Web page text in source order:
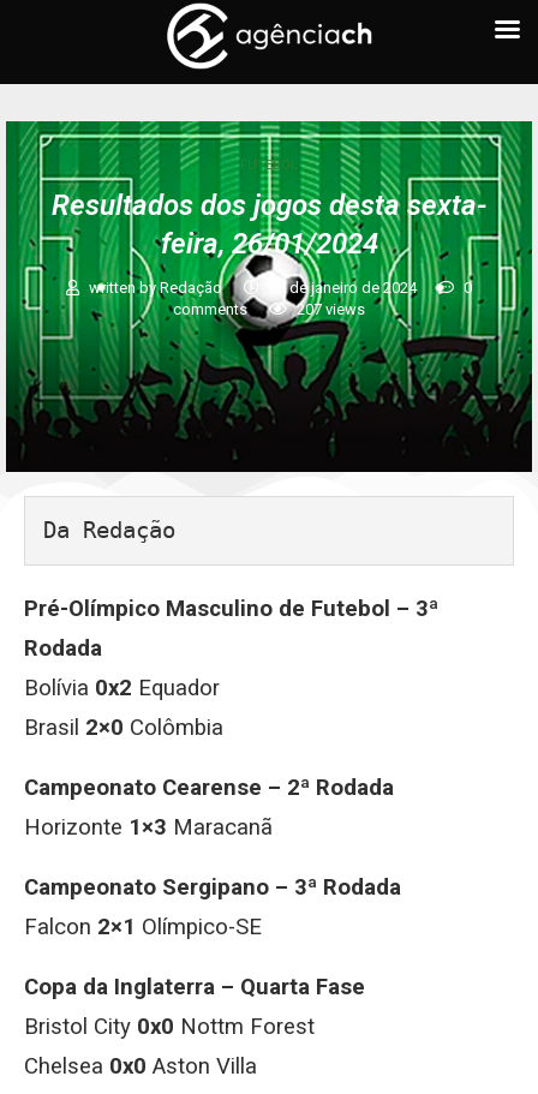
FUTEBOL
Resultados dos jogos desta sexta-
feira, 26/01/2024
written byRedação 26 de janeiro de 2024
0
comments
207 views
Da Redação
Pré-Olímpico Masculino de Futebol – 3ª
Rodada
Bolívia 0x2 Equador
Brasil 2×0 Colômbia
Campeonato Cearense – 2ª Rodada
Horizonte 1×3 Maracanã
Campeonato Sergipano – 3ª Rodada
Falcon 2×1 Olímpico-SE
Copa da Inglaterra – Quarta Fase
Bristol City 0x0 Nottm Forest
Chelsea 0x0 Aston Villa